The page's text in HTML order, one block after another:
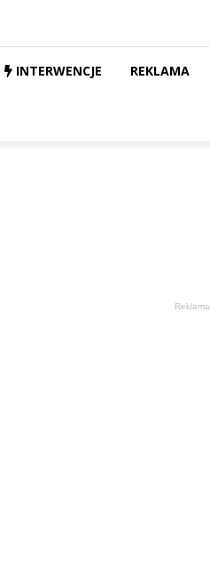
INTERWENCJE REKLAMA
Reklama